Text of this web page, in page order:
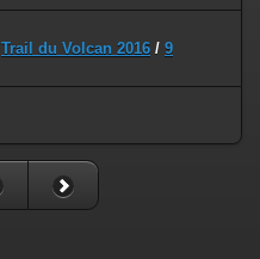
Trail du Volcan 2016 / 9